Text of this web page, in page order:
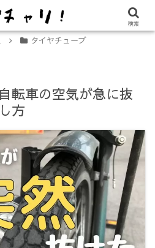
ボード「LUUP（ループ）」の始め方
タイヤチューブ
転車の空気が急に抜
方
検索